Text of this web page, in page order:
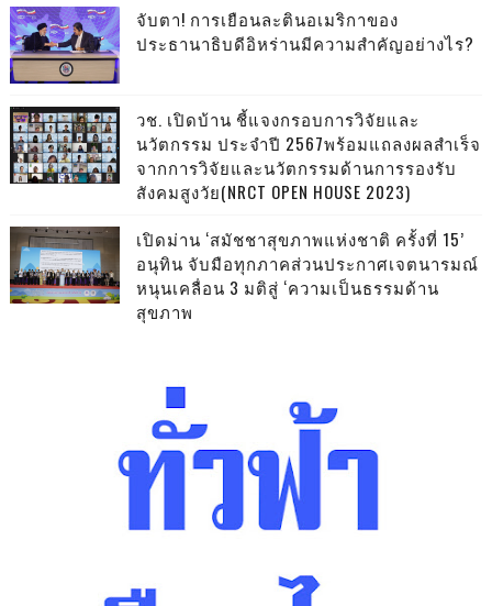
จับตา! การเยือนละตินอเมริกาของ
ประธานาธิบดีอิหร่านมีความสำคัญอย่างไร?
วช. เปิดบ้าน ชี้แจงกรอบการวิจัยและ
นวัตกรรม ประจำปี 2567พร้อมแถลงผลสำเร็จ
จากการวิจัยและนวัตกรรมด้านการรองรับ
สังคมสูงวัย(NRCT OPEN HOUSE 2023)
เปิดม่าน ‘สมัชชาสุขภาพแห่งชาติ ครั้งที่ 15’
อนุทิน จับมือทุกภาคส่วนประกาศเจตนารมณ์
หนุนเคลื่อน 3 มติสู่ ‘ความเป็นธรรมด้าน
สุขภาพ